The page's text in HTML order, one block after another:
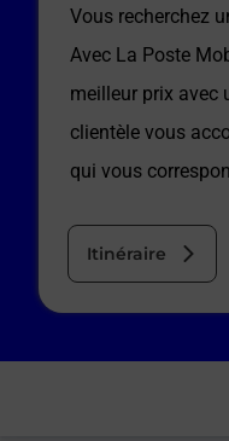
Vous recherchez
Avec La Poste
meilleur prix avec
clientèle vous
qui vous
Itinéraire